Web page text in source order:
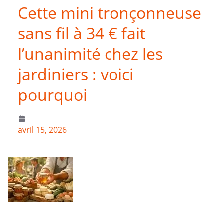
Cette mini tronçonneuse
sans fil à 34 € fait
l’unanimité chez les
jardiniers : voici
pourquoi
avril 15, 2026